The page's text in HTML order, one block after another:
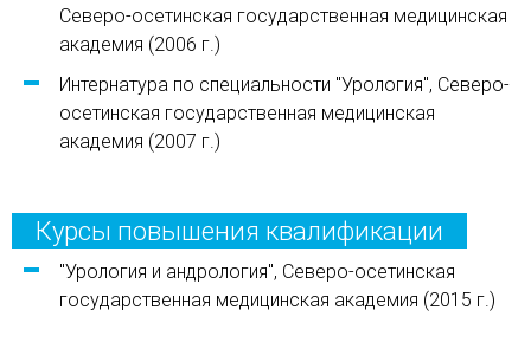
Северо-осетинская государственная медицинская
академия (2006 г.)
Интернатура по специальности "Урология", Северо-
осетинская государственная медицинская
академия (2007 г.)
Курсы повышения квалификации
"Урология и андрология", Северо-осетинская
государственная медицинская академия (2015 г.)